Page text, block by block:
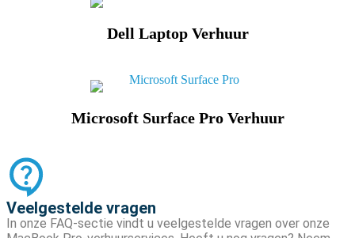
Dell Laptop Verhuur
Microsoft Surface Pro Verhuur
Veelgestelde vragen
In onze FAQ-sectie vindt u veelgestelde vragen over onze